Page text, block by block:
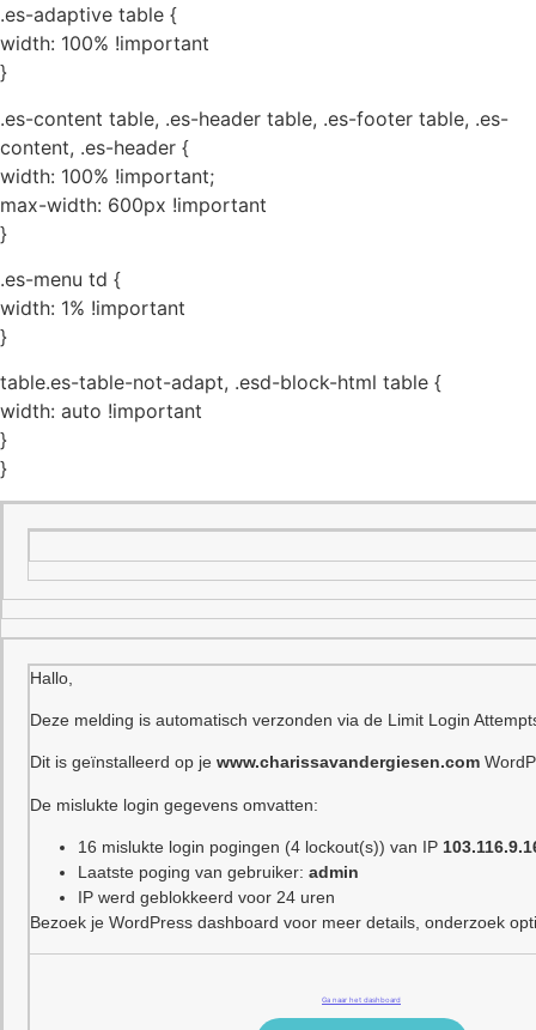
.es-adaptive table {
width: 100% !important
}
.es-content table, .es-header table, .es-footer table, .es-
content, .es-header {
width: 100% !important;
max-width: 600px !important
}
.es-menu td {
width: 1% !important
}
table.es-table-not-adapt, .esd-block-html table {
width: auto !important
}
}
Hallo,
Deze melding is automatisch verzonden via de Limit Login
Dit is geïnstalleerd op je www.charissavandergiesen.com
De mislukte login gegevens omvatten:
16 mislukte login pogingen (4 lockout(s)) van IP
Laatste poging van gebruiker: admin
IP werd geblokkeerd voor 24 uren
Bezoek je WordPress dashboard voor meer details, onderzoek
Ga naar het dashboard